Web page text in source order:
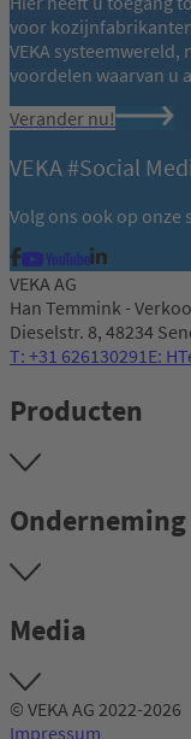
voor
VEKA
voordelen waarvan u
Verander nu!
VEKA #Social
Volg ons ook op onze
VEKA AG
Han Temmink -
Dieselstr. 8, 48234
T: +31 626130291E:
Producten
Onderneming
Media
© VEKA AG 2022-2026
Impressum